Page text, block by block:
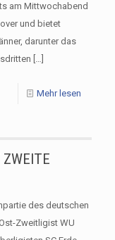
am Mittwochabend
und bietet
darunter das
[…]
Mehr lesen
des deutschen
Zweitligist WU